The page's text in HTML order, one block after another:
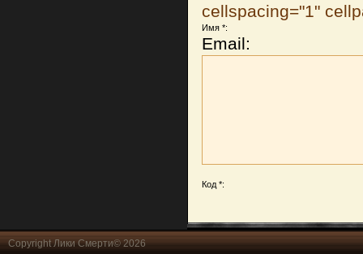
cellspacing="1"
Имя *:
Email:
Код *:
Copyright Лики Смерти© 2026